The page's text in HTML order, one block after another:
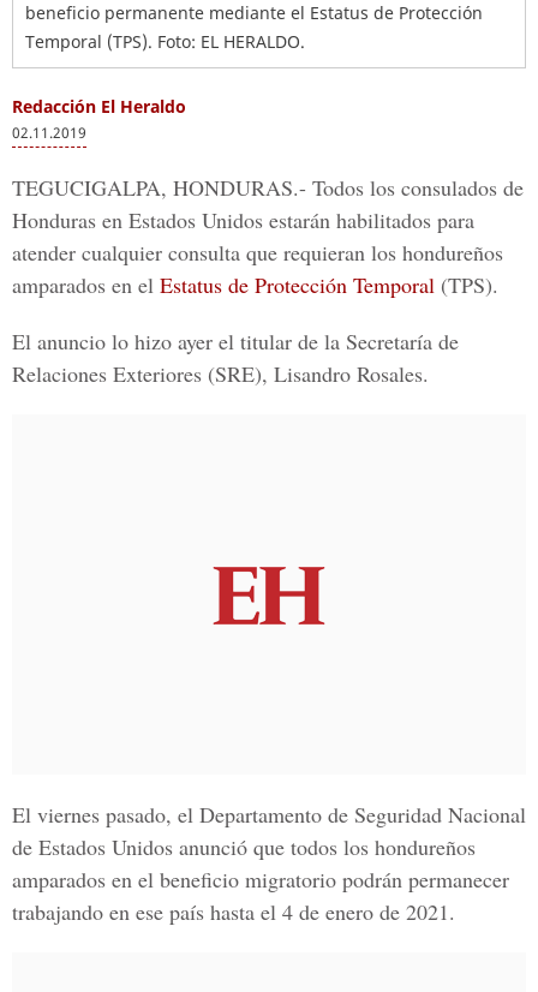
beneficio permanente mediante el Estatus de Protección
Temporal (TPS). Foto: EL HERALDO.
Redacción El Heraldo
02.11.2019
TEGUCIGALPA, HONDURAS.- Todos los consulados de
Honduras en Estados Unidos estarán habilitados para
atender cualquier consulta que requieran los hondureños
amparados en el Estatus de Protección Temporal (TPS).
El anuncio lo hizo ayer el titular de la Secretaría de
Relaciones Exteriores (SRE), Lisandro Rosales.
El viernes pasado, el Departamento de Seguridad Nacional
de Estados Unidos anunció que todos los hondureños
amparados en el beneficio migratorio podrán permanecer
trabajando en ese país hasta el 4 de enero de 2021.